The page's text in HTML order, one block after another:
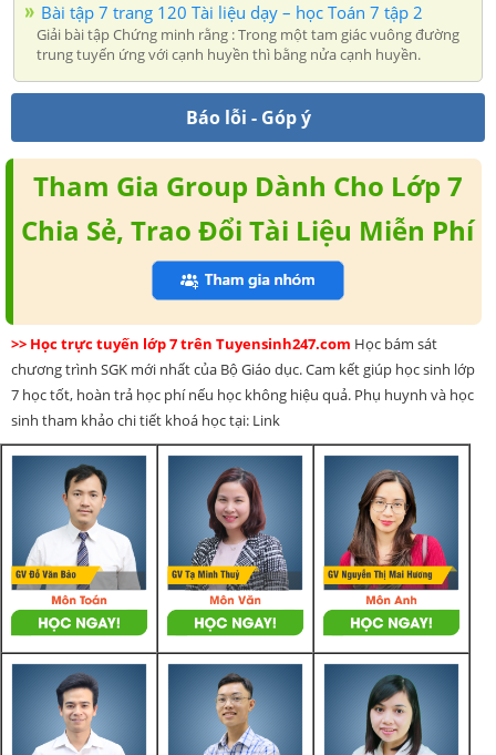
Bài tập 7 trang 120 Tài liệu dạy – học Toán 7 tập 2
Giải bài tập Chứng minh rằng : Trong một tam giác vuông đường
trung tuyến ứng với cạnh huyền thì bằng nửa cạnh huyền.
Báo lỗi - Góp ý
Tham Gia Group Dành Cho Lớp 7
Chia Sẻ, Trao Đổi Tài Liệu Miễn Phí
>> Học trực tuyến lớp 7 trên Tuyensinh247.com Học bám sát
chương trình SGK mới nhất của Bộ Giáo dục. Cam kết giúp học sinh lớp
7 học tốt, hoàn trả học phí nếu học không hiệu quả. Phụ huynh và học
sinh tham khảo chi tiết khoá học tại: Link